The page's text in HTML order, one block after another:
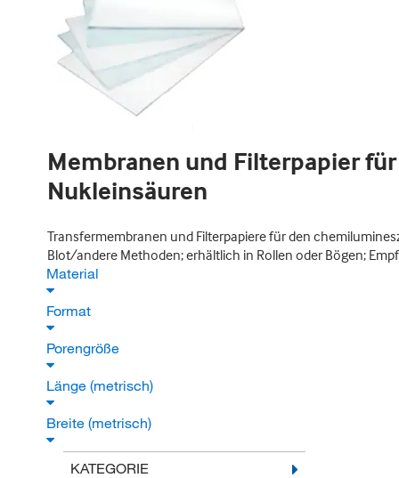
Membranen und Filterpapier
Nukleinsäuren
Transfermembranen und Filterpapiere für den
Blot/andere Methoden; erhältlich in Rollen oder Bögen;
Material
Format
Porengröße
Länge (metrisch)
Breite (metrisch)
KATEGORIE